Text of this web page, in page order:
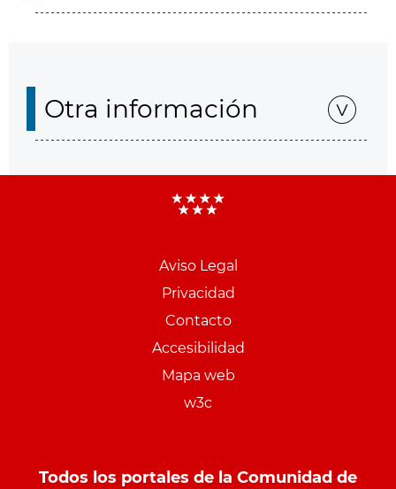
Otra información
Aviso Legal
Privacidad
Contacto
Accesibilidad
Mapa web
w3c
Todos los portales de la Comunidad de